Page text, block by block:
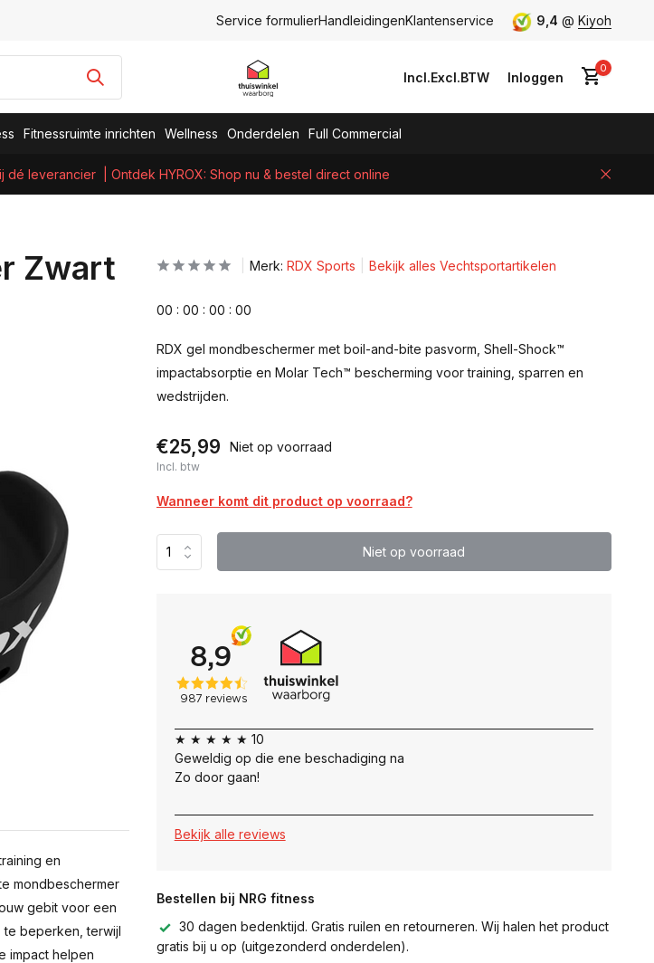
Service formulierHandleidingenKlantenservice 9,4 @ Kiyoh
Incl.Excl.BTW Inloggen
0
Fitnessruimte inrichten Wellness Onderdelen Full Commercial
dé leverancier | Ontdek HYROX: Shop nu & bestel direct online
Zwart
en
mondbeschermer
gebit voor een
te beperken, terwijl
impact helpen
Merk: RDX Sports Bekijk alles Vechtsportartikelen
00 : 00 : 00 : 00
RDX gel mondbeschermer met boil-and-bite pasvorm, Shell-Shock™
impactabsorptie en Molar Tech™ bescherming voor training, sparren en
wedstrijden.
€25,99 Niet op voorraad
Incl. btw
Wanneer komt dit product op voorraad?
Niet op voorraad
★ ★ ★ ★ ★ 10
Geweldig op die ene beschadiging na
Zo door gaan!
Bekijk alle reviews
Bestellen bij NRG fitness
30 dagen bedenktijd. Gratis ruilen en retourneren. Wij halen het product
gratis bij u op (uitgezonderd onderdelen).